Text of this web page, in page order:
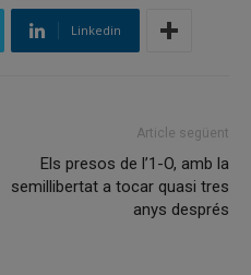
Linkedin
Article següent
Els presos de l’1-O, amb la
semillibertat a tocar quasi tres
anys després